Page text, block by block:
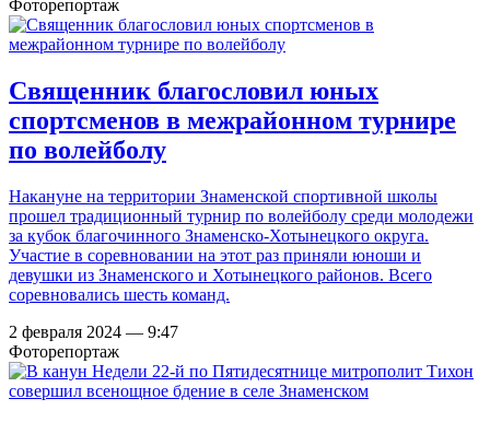
Фоторепортаж
Священник благословил юных
спортсменов в межрайонном турнире
по волейболу
Накануне на территории Знаменской спортивной школы
прошел традиционный турнир по волейболу среди молодежи
за кубок благочинного Знаменско-Хотынецкого округа.
Участие в соревновании на этот раз приняли юноши и
девушки из Знаменского и Хотынецкого районов. Всего
соревновались шесть команд.
2 февраля 2024 — 9:47
Фоторепортаж